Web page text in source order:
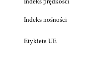
Indeks nośności
Etykieta UE